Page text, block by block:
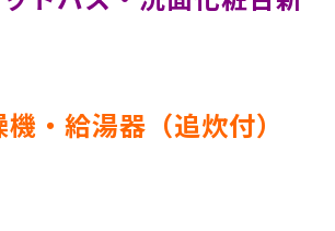
・給湯器（追炊付）